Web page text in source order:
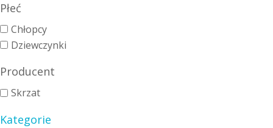
Płeć
Chłopcy
Dziewczynki
Producent
Skrzat
Kategorie